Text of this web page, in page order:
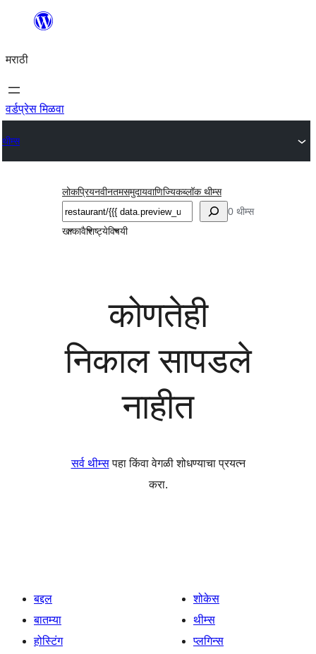
सामुग्रीवर
मराठी
वर्डप्रेस मिळवा
थीम्स
लोकप्रियनवीनतमसमुदायवाणिज्यिकब्लॉक थीम्स
शोधा
0 थीम्स
खाकावैशिष्ट्येविषयी
कोणतेही
निकाल सापडले
नाहीत
सर्व थीम्सपहा किंवा वेगळी शोधण्याचा प्रयत्न
करा.
बद्दल
बातम्या
होस्टिंग
शोकेस
थीम्स
प्लगिन्स